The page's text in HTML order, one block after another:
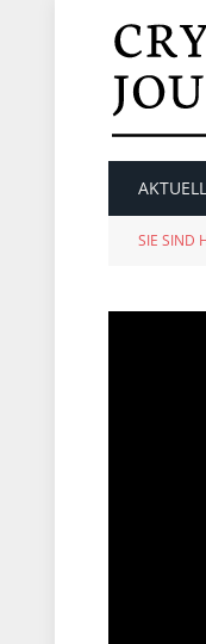
AKTUELL
SIE SIND